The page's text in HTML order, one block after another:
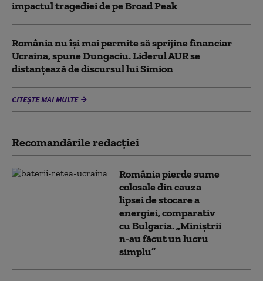
impactul tragediei de pe Broad Peak
România nu își mai permite să sprijine financiar
Ucraina, spune Dungaciu. Liderul AUR se
distanțează de discursul lui Simion
CITEȘTE MAI MULTE
Recomandările redacţiei
România pierde sume
colosale din cauza
lipsei de stocare a
energiei, comparativ
cu Bulgaria. „Miniștrii
n-au făcut un lucru
simplu”